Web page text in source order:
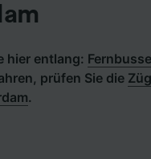
hier entlang:
prüfen Sie die
.